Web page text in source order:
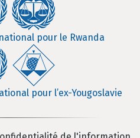
pour le Rwanda
pour l’ex-Yougoslavie